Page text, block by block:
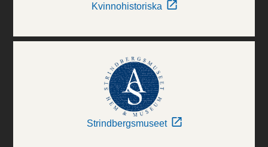
Kvinnohistoriska
Strindbergsmuseet